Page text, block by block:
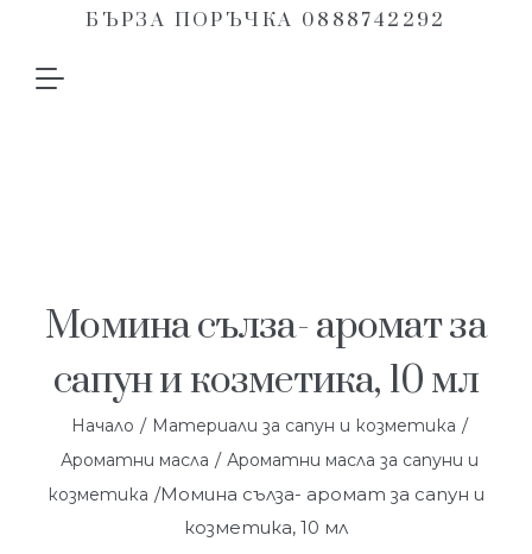
БЪРЗА ПОРЪЧКА 0888742292
Момина сълза- аромат за
сапун и козметика, 10 мл
Начало / Материали за сапун и козметика /
Ароматни масла / Ароматни масла за сапуни и
козметика /Момина сълза- аромат за сапун и
козметика, 10 мл